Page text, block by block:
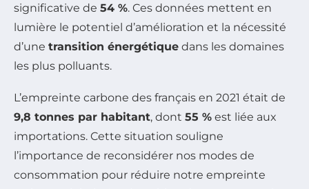
significative de 54 %. Ces données mettent en
lumière le potentiel d’amélioration et la nécessité
d’une transition énergétique dans les domaines
les plus polluants.
L’empreinte carbone des français en 2021 était de
9,8 tonnes par habitant, dont 55 % est liée aux
importations. Cette situation souligne
l’importance de reconsidérer nos modes de
consommation pour réduire notre empreinte